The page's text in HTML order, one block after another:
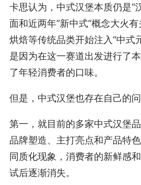
卡思认为，中式汉堡本质仍是“
面和近两年“新中式”概念大火有
烘焙等传统品类开始注入“中式
是因为在这一赛道出发进行了
了年轻消费者的口味。
但是，中式汉堡也存在自己的问
第一，就目前的多家中式汉堡
品牌塑造、主打亮点和产品特
同质化现象，消费者的新鲜感
试后逐渐消失。